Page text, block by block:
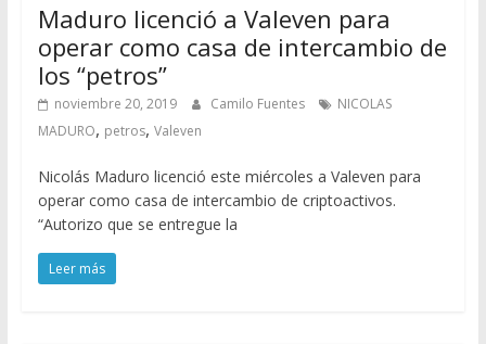
Maduro licenció a Valeven para
operar como casa de intercambio de
los “petros”
noviembre 20, 2019 Camilo Fuentes
NICOLAS
MADURO, petros, Valeven
Nicolás Maduro licenció este miércoles a Valeven para
operar como casa de intercambio de criptoactivos.
“Autorizo que se entregue la
Leer más